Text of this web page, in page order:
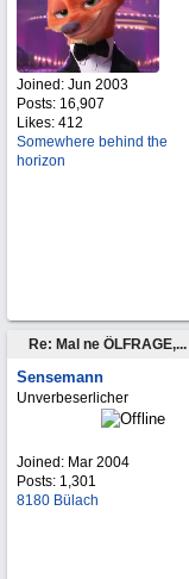
Joined: Jun 2003
Posts: 16,907
Likes: 412
Somewhere behind the
horizon
Re: Mal ne ÖLFRAGE,...
Sensemann
Unverbeserlicher
Joined: Mar 2004
Posts: 1,301
8180 Bülach